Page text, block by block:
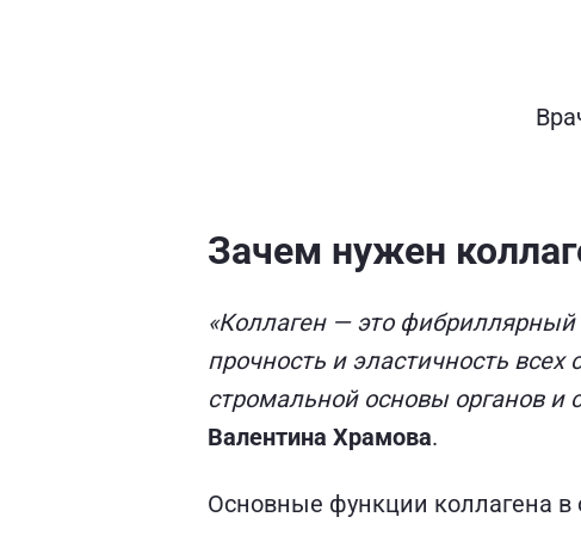
Зачем нужен
«Коллаген — это фибриллярный
прочность и эластичность
стромальной основы органов и
Валентина Храмова.
Основные функции коллагена в